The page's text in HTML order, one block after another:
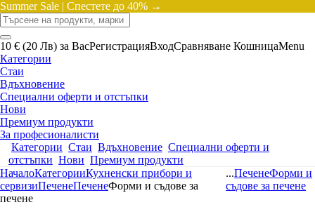
Summer Sale | Спестете до 40% →
10 € (20 Лв) за ВасРегистрацияВходСравняване КошницаMenu
Категории
Стаи
Вдъхновение
Специални оферти и отстъпки
Нови
Премиум продукти
За професионалисти
Категории Стаи Вдъхновение Специални оферти и
отстъпки Нови Премиум продукти
НачалоКатегорииКухненски прибори и
сервизиПеченеПеченеФорми и съдове за
печене
...ПеченеФорми и
съдове за печене